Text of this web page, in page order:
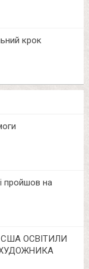
крок
пройшов на
ОСВІТИЛИ